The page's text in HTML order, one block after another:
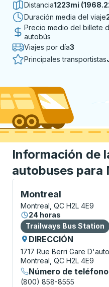
Distancia1223mi
Duración media del viaje
Precio medio del billete
autobús
Viajes por día3
Principales transportistas
Información de
autobuses para
Montreal
Bus Station, utilice
Montreal, QC H2L 4E9
24 horas
Bus Station
Trailways Bus Station
DIRECCIÓN
1717 Rue Berri Gare
Montreal, QC H2L 4E9
Número de teléfono
(800) 858-8555